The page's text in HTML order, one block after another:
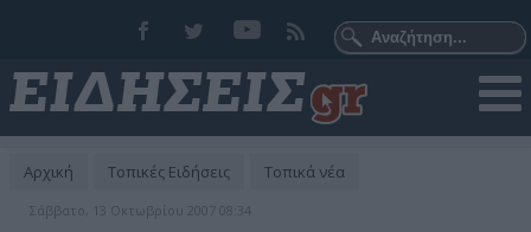
Αρχική Τοπικές Ειδήσεις Τοπικά νέα
Σάββατο, 13 Οκτωβρίου 2007 08:34